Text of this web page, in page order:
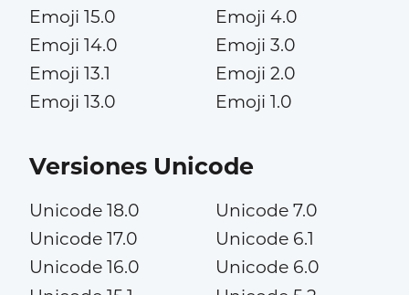
Emoji 15.0
Emoji 14.0
Emoji 13.1
Emoji 13.0
Emoji 4.0
Emoji 3.0
Emoji 2.0
Emoji 1.0
Versiones Unicode
Unicode 18.0
Unicode 17.0
Unicode 16.0
Unicode 7.0
Unicode 6.1
Unicode 6.0